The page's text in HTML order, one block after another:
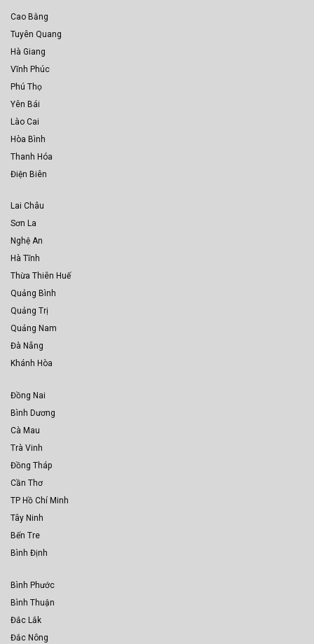
Cao Bằng
Tuyên Quang
Hà Giang
Vĩnh Phúc
Phú Thọ
Yên Bái
Lào Cai
Hòa Bình
Thanh Hóa
Điện Biên
Lai Châu
Sơn La
Nghệ An
Hà Tĩnh
Thừa Thiên Huế
Quảng Bình
Quảng Trị
Quảng Nam
Đà Nẵng
Khánh Hòa
Đồng Nai
Bình Dương
Cà Mau
Trà Vinh
Đồng Tháp
Cần Thơ
TP Hồ Chí Minh
Tây Ninh
Bến Tre
Bình Định
Bình Phước
Bình Thuận
Đắc Lắk
Đắc Nông